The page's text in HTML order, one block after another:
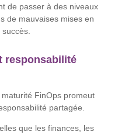
de passer à des niveaux
de mauvaises mises en
responsabilité
FinOps promeut
partagée.
que les finances, les